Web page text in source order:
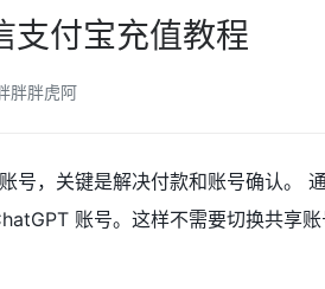
支付宝充值教程
胖胖虎阿
号，关键是解决付款和账号确认。
账号。这样不需要切换共享